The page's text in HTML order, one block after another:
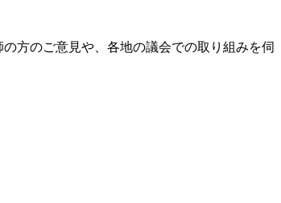
方のご意見や、各地の議会での取り組みを伺